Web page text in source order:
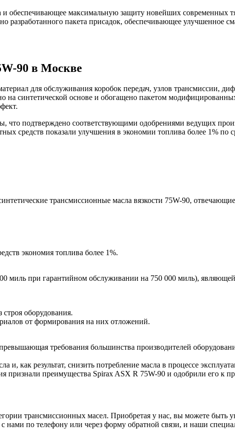
обеспечивающее максимальную защиту новейших современных
пакета присадок, обеспечивающее улучшенное
W-90 в Москве
для обслуживания коробок передач, узлов трансмиссии,
синтетической основе и обогащено пакетом
что подтверждено соответствующими одобрениями ведущих
средств показали улучшения в экономии топлива более 1% по
трансмиссионные масла вязкости 75W-90,
экономия топлива более 1%.
миль при гарантийном обслуживании на 750 000 миль),
оборудования.
от формирования на них отложений.
требования большинства производителей
как результат, снизить потребление масла в процессе
признали преимущества Spirax ASX R 75W-90 и одобрили его к
трансмиссионных масел. Приобретая у нас, вы можете быть
по телефону или через форму обратной связи, и наши